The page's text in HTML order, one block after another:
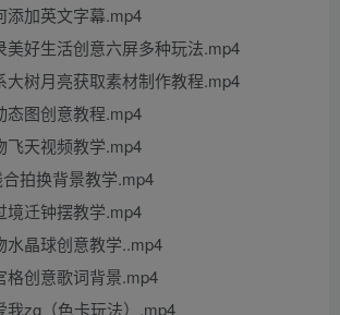
添加英文字幕.mp4
美好生活创意六屏多种玩法.mp4
大树月亮获取素材制作教程.mp4
态图创意教程.mp4
飞天视频教学.mp4
拍换背景教学.mp4
境迁钟摆教学.mp4
水晶球创意教学..mp4
格创意歌词背景.mp4
我zg（色卡玩法）.mp4